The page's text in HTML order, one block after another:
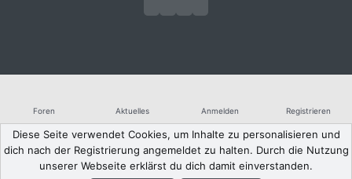
Foren Aktuelles Anmelden Registrieren
Diese Seite verwendet Cookies, um Inhalte zu personalisieren und
dich nach der Registrierung angemeldet zu halten. Durch die Nutzung
unserer Webseite erklärst du dich damit einverstanden.